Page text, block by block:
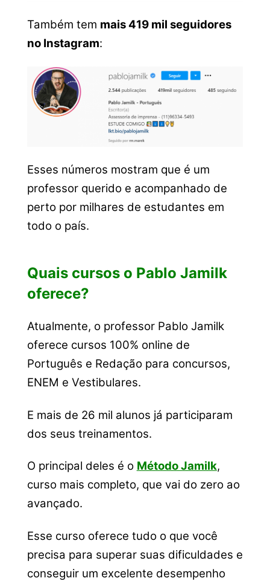
Também tem mais 419 mil seguidores
no Instagram:
Esses números mostram que é um
professor querido e acompanhado de
perto por milhares de estudantes em
todo o país.
Quais cursos o Pablo Jamilk
oferece?
Atualmente, o professor Pablo Jamilk
oferece cursos 100% online de
Português e Redação para concursos,
ENEM e Vestibulares.
E mais de 26 mil alunos já participaram
dos seus treinamentos.
O principal deles é o Método Jamilk,
curso mais completo, que vai do zero ao
avançado.
Esse curso oferece tudo o que você
precisa para superar suas dificuldades e
conseguir um excelente desempenho